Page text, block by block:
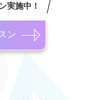
実施中！
ン